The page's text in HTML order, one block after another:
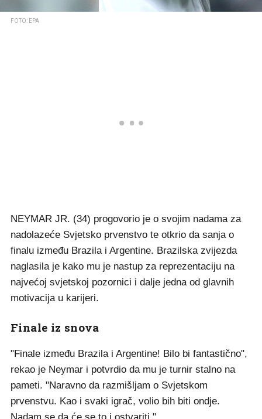
FOTO: EPA
NEYMAR JR. (34) progovorio je o svojim nadama za
nadolazeće Svjetsko prvenstvo te otkrio da sanja o
finalu između Brazila i Argentine. Brazilska zvijezda
naglasila je kako mu je nastup za reprezentaciju na
najvećoj svjetskoj pozornici i dalje jedna od glavnih
motivacija u karijeri.
Finale iz snova
"Finale između Brazila i Argentine! Bilo bi fantastično",
rekao je Neymar i potvrdio da mu je turnir stalno na
pameti. "Naravno da razmišljam o Svjetskom
prvenstvu. Kao i svaki igrač, volio bih biti ondje.